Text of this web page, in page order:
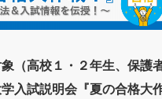
（高校１・２年生、保護
入試説明会『夏の合格大